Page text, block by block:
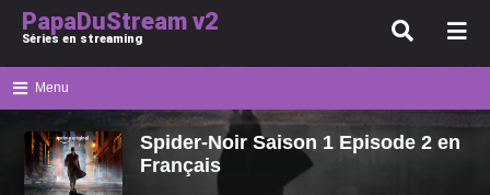
PapaDuStream v2
Séries en streaming
Menu
Spider-Noir Saison 1 Episode 2 en
Français